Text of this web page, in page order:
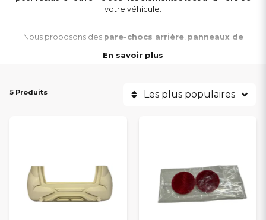
votre véhicule.
Nous proposons des pare-chocs arrière, panneaux de
compatibles avec les modèles Casalini
fabriquées avec des matériaux
En savoir plus
5 Produits Les plus populaires